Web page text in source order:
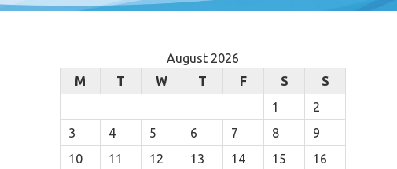
August 2026
M
T W T F S S
1
2
3
4 5 6 7 8
9
10
11 12 13 14 15
16